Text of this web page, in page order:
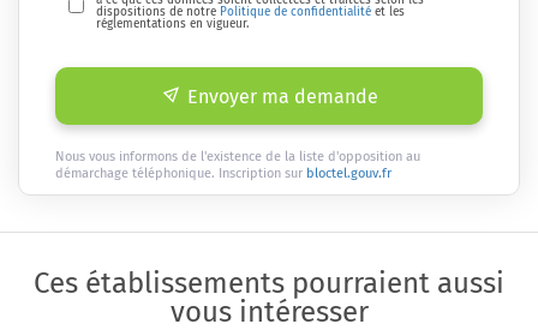
dispositions de notre Politique de confidentialité et les
réglementations en vigueur.
Envoyer ma demande
Nous vous informons de l'existence de la liste d'opposition au
démarchage téléphonique. Inscription sur bloctel.gouv.fr
Ces établissements pourraient aussi
vous intéresser